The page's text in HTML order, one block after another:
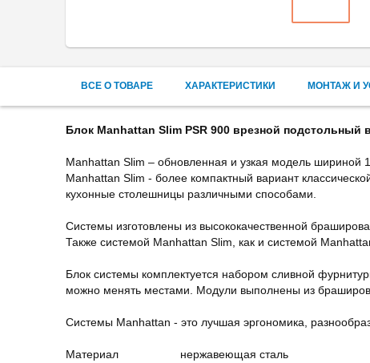
ВСЕ О ТОВАРЕ ХАРАКТЕРИСТИКИ МОНТАЖ И
Блок Manhattan Slim PSR 900 врезной
Manhattan Slim – обновленная и узкая модель шириной
Manhattan Slim - более компактный вариант
кухонные столешницы различными способами.
Системы изготовлены из высококачественной
Также системой Manhattan Slim, как и системой
Блок системы комплектуется набором сливной
можно менять местами. Модули выполнены из
Системы Manhattan - это лучшая эргономика,
Материал
нержавеющая сталь